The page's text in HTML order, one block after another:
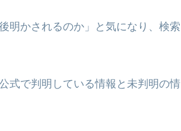
明かされるのか」と気になり、検索
式で判明している情報と未判明の情